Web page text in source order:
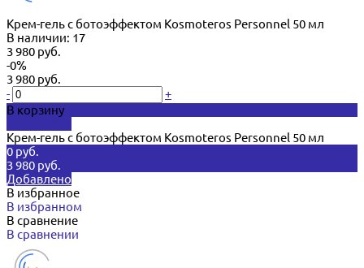
Крем-гель с ботоэффектом Kosmoteros Personnel 50 мл
В наличии: 17
3 980 руб.
-0%
3 980 руб.
-
+
В корзину
Крем-гель с ботоэффектом Kosmoteros Personnel 50 мл
0 руб.
3 980 руб.
Добавлено
В избранное
В избранном
В сравнение
В сравнении